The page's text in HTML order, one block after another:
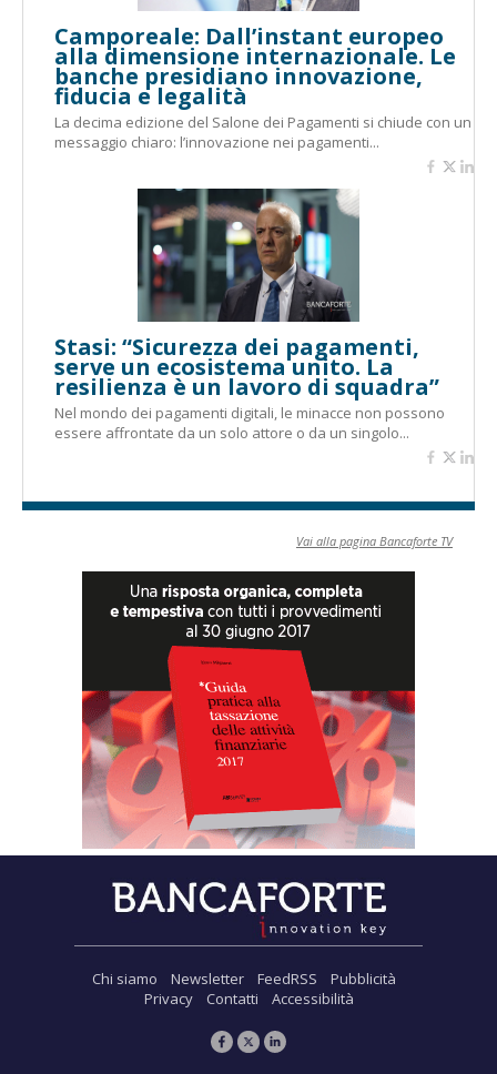
Camporeale: Dall’instant europeo
alla dimensione internazionale. Le
banche presidiano innovazione,
fiducia e legalità
La decima edizione del Salone dei Pagamenti si chiude con un
messaggio chiaro: l’innovazione nei pagamenti...
Stasi: “Sicurezza dei pagamenti,
serve un ecosistema unito. La
resilienza è un lavoro di squadra”
Nel mondo dei pagamenti digitali, le minacce non possono
essere affrontate da un solo attore o da un singolo...
Vai alla pagina Bancaforte TV
Chi siamo Newsletter FeedRSS
Pubblicità
Privacy
Contatti Accessibilità